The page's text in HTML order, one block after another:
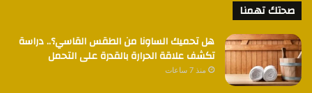
صحتك تهمنا
هل تحميك الساونا من الطقس القاسي؟.. دراسة
تكشف علاقة الحرارة بالقدرة على التحمل
منذ 7 ساعات